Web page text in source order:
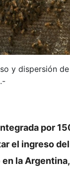
y dispersión
por
el ingreso
la